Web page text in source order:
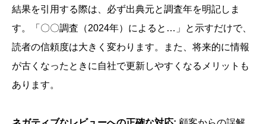
結果を引用する際は、必ず出典元と調査年を明記しま
す。「〇〇調査（2024年）によると…」と示すだけで、
読者の信頼度は大きく変わります。また、将来的に情報
が古くなったときに自社で更新しやすくなるメリットも
あります。